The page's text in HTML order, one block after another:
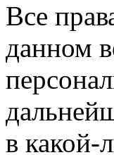
Все
данном
в какой-